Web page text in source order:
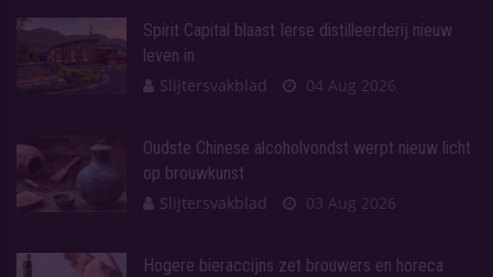
Spirit Capital blaast Ierse distilleerderij nieuw
leven in
Slijtersvakblad
04 Aug 2026
Oudste Chinese alcoholvondst werpt nieuw licht
op brouwkunst
Slijtersvakblad
03 Aug 2026
Hogere bieraccijns zet brouwers en horeca